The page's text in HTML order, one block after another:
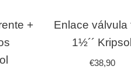
+
Enlace válvula
1½´´ Kripsol
€38,90